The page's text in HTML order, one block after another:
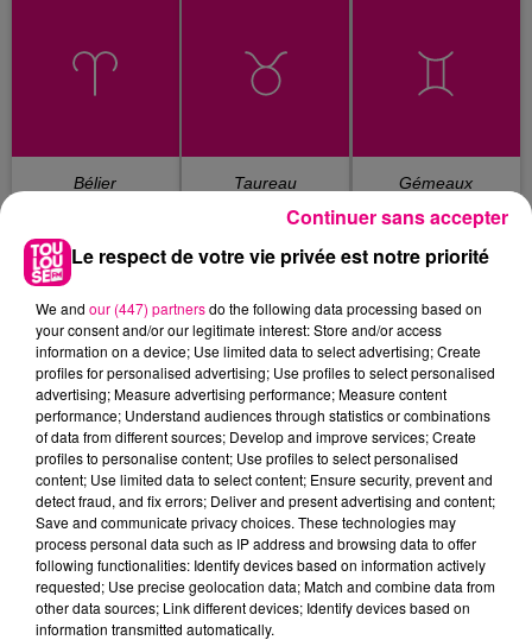
Bélier Taureau Gémeaux
Cancer Lion Vierge
Balance Scorpion Sagittaire
Le respect de votre vie privée est notre priorité
We and our (447) partnersdo the following data processing based on
your consent and/or our legitimate interest: Store and/or access
information on a device; Use limited data to select advertising; Create
profiles for personalised advertising; Use profiles to select personalised
advertising; Measure advertising performance; Measure content
performance; Understand audiences through statistics or combinations
of data from different sources; Develop and improve services; Create
profiles to personalise content; Use profiles to select personalised
content; Use limited data to select content; Ensure security, prevent and
detect fraud, and fix errors; Deliver and present advertising and content;
Save and communicate privacy choices. These technologies may
process personal data such as IP address and browsing data to offer
following functionalities: Identify devices based on information actively
requested; Use precise geolocation data; Match and combine data from
other data sources; Link different devices; Identify devices based on
information transmitted automatically.
Continuer sans accepter